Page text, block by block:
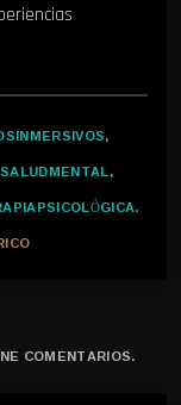
,
SALUDMENTAL,
.
COMENTARIOS.